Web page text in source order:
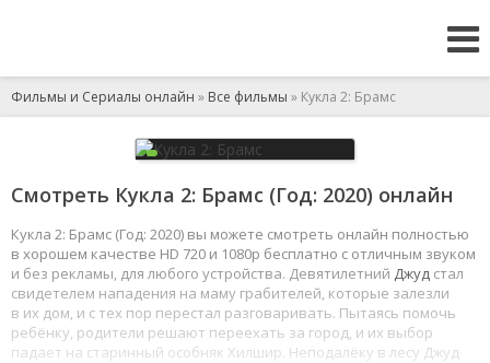
Фильмы и Сериалы онлайн » Все фильмы » Кукла 2: Брамс
Смотреть Кукла 2: Брамс (Год: 2020) онлайн
Кукла 2: Брамс (Год: 2020) вы можете смотреть онлайн полностью
в хорошем качестве HD 720 и 1080p бесплатно с отличным звуком
и без рекламы, для любого устройства. Девятилетний Джуд стал
свидетелем нападения на маму грабителей, которые залезли
в их дом, и с тех пор перестал разговаривать. Пытаясь помочь
ребёнку, родители решают переехать за город, и их выбор
падает на старинный особняк Хилшир. Неподалёку в лесу Джуд